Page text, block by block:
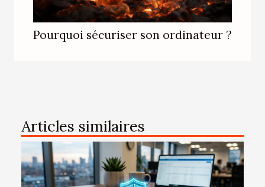
Pourquoi sécuriser son ordinateur ?
Articles similaires